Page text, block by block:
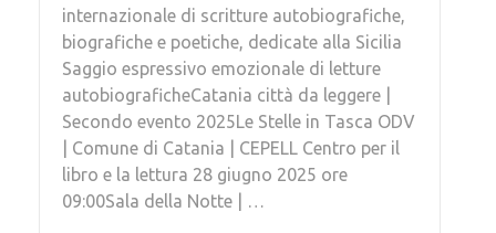
internazionale di scritture autobiografiche,
biografiche e poetiche, dedicate alla Sicilia
Saggio espressivo emozionale di letture
autobiograficheCatania città da leggere |
Secondo evento 2025Le Stelle in Tasca ODV
| Comune di Catania | CEPELL Centro per il
libro e la lettura 28 giugno 2025 ore
09:00Sala della Notte | …